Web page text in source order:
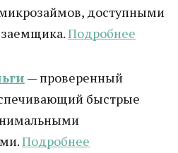
доступными
Подробнее
— проверенный
быстрые
Подробнее